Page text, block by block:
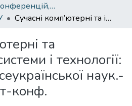
Матеріали конференцій, збірники ТДАТУ
Сучасні комп’ютерні та інформаційні системи і технології: матеріали ІІІ Всеукраїнської наук.-практ. інтернет-конф.
та
і технології:
наук.-
конф.